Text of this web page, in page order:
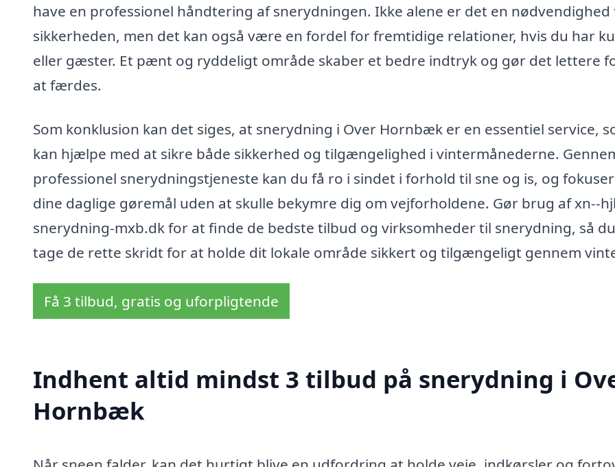
have en professionel håndtering af snerydningen. Ikke alene er det en
sikkerheden, men det kan også være en fordel for fremtidige relationer, hvis du har
eller gæster. Et pænt og ryddeligt område skaber et bedre indtryk og gør det lettere
at færdes.
Som konklusion kan det siges, at snerydning i Over Hornbæk er en essentiel service,
kan hjælpe med at sikre både sikkerhed og tilgængelighed i vintermånederne.
professionel snerydningstjeneste kan du få ro i sindet i forhold til sne og is, og
dine daglige gøremål uden at skulle bekymre dig om vejforholdene. Gør brug af xn--
snerydning-mxb.dk for at finde de bedste tilbud og virksomheder til snerydning, så
tage de rette skridt for at holde dit lokale område sikkert og tilgængeligt gennem
Få 3 tilbud, gratis og uforpligtende
Indhent altid mindst 3 tilbud på snerydning i
Hornbæk